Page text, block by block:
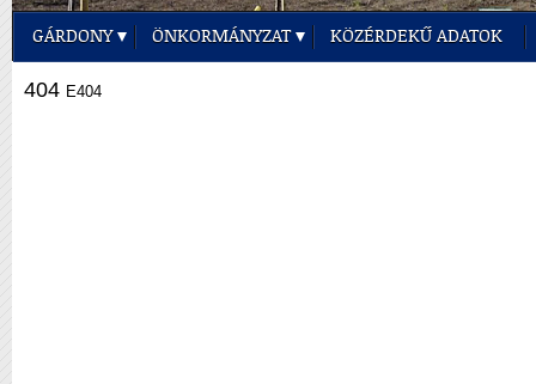
GÁRDONY ÖNKORMÁNYZAT KÖZÉRDEKŰ ADATOK
404 E404